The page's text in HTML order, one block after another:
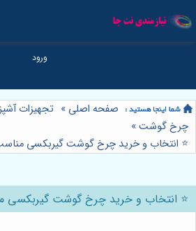
صفحه اصلی » تجهیزات
چرخ گوشت»
⭐️ انتخاب و خرید چرخ گوشت گیربکسی
⭐️ انتخاب و خرید چرخ گوشت گیربکسی